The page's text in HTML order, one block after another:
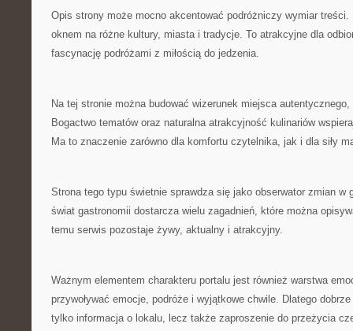
Opis strony może mocno akcentować podróżniczy wymiar
oknem na różne kultury, miasta i tradycje. To atrakcyjne dla
fascynację podróżami z miłością do jedzenia.
Na tej stronie można budować wizerunek miejsca
Bogactwo tematów oraz naturalna atrakcyjność kulinariów
Ma to znaczenie zarówno dla komfortu czytelnika, jak i dla siły
Strona tego typu świetnie sprawdza się jako obserwator zmian w
świat gastronomii dostarcza wielu zagadnień, które można
temu serwis pozostaje żywy, aktualny i atrakcyjny.
Ważnym elementem charakteru portalu jest również warstwa
przywoływać emocje, podróże i wyjątkowe chwile. Dlatego
tylko informacja o lokalu, lecz także zaproszenie do przeżycia